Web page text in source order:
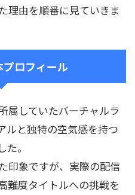
理由を順番に見ていきま
ロフィール
属していたバーチャルラ
ルと独特の空気感を持つ
。
印象ですが、実際の配信
難度タイトルへの挑戦を